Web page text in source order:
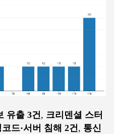
유출 3건, 크리덴셜 스터
드·서버 침해 2건, 통신